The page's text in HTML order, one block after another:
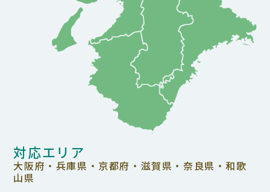
対応エリア
大阪府・兵庫県・京都府・滋賀県・奈良県・和歌
山県